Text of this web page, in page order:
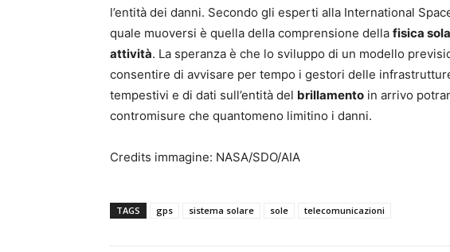
l’entità dei danni. Secondo gli esperti alla International
quale muoversi è quella della comprensione della fisica
attività. La speranza è che lo sviluppo di un modello
consentire di avvisare per tempo i gestori delle
tempestivi e di dati sull’entità del brillamento in arrivo
contromisure che quantomeno limitino i danni.
Credits immagine: NASA/SDO/AIA
TAGS gps sistema solare sole telecomunicazioni